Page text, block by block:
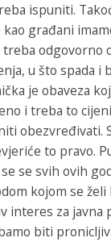
ispuniti.
građani
odgovorno
u što spada i
je obaveza
i treba to
obezvređivati.
to pravo.
se svih ovih
kojom se želi
interes za javna
biti